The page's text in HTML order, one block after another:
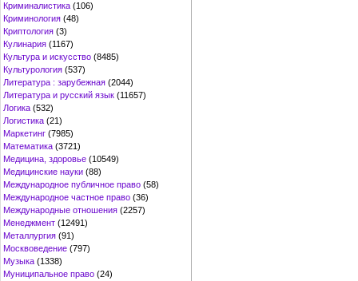
Криминалистика (106)
Криминология (48)
Криптология (3)
Кулинария (1167)
Культура и искусство (8485)
Культурология (537)
Литература : зарубежная (2044)
Литература и русский язык (11657)
Логика (532)
Логистика (21)
Маркетинг (7985)
Математика (3721)
Медицина, здоровье (10549)
Медицинские науки (88)
Международное публичное право (58)
Международное частное право (36)
Международные отношения (2257)
Менеджмент (12491)
Металлургия (91)
Москвоведение (797)
Музыка (1338)
Муниципальное право (24)